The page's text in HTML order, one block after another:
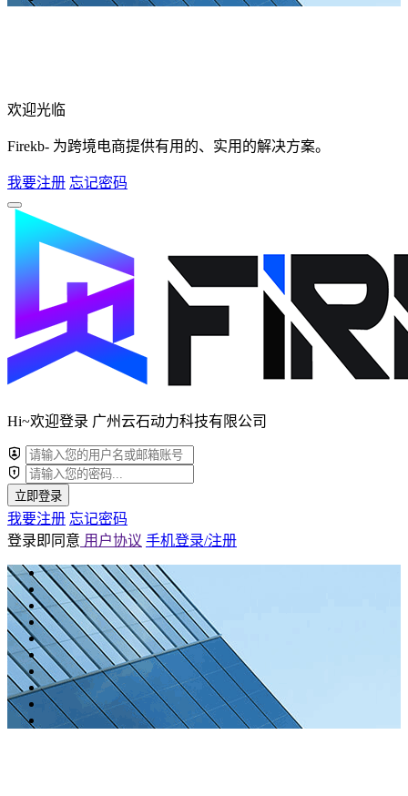
欢迎光临
Firekb- 为跨境电商提供有用的、实用的解决方案。
我要注册 忘记密码
Hi~欢迎登录 广州云石动力科技有限公司
立即登录
我要注册 忘记密码
登录即同意 用户协议 手机登录/注册